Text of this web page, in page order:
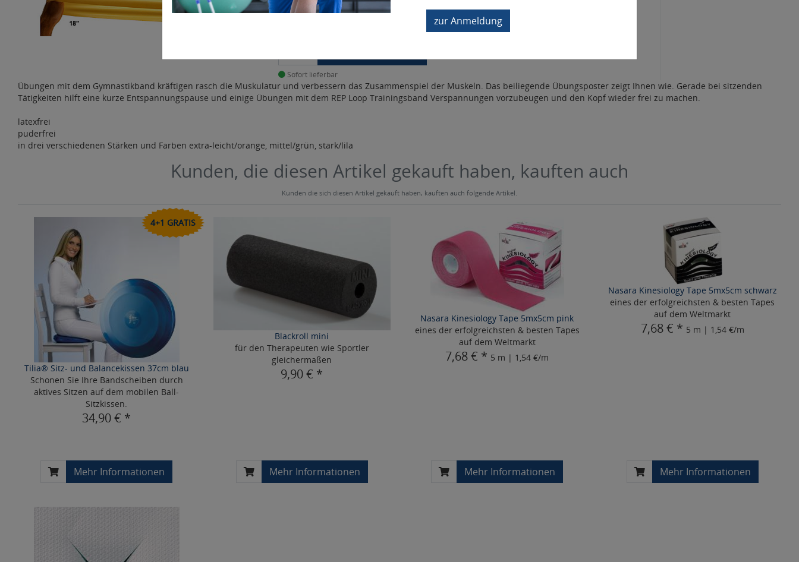
zur Anmeldung
Sofort lieferbar
Übungen mit dem Gymnastikband kräftigen rasch die Muskulatur und verbessern das Zusammenspiel der Muskeln. Das beiliegende Übungsposter zeigt Ihnen wie. Gerade bei sitzenden
Tätigkeiten hilft eine kurze Entspannungspause und einige Übungen mit dem REP Loop Trainingsband Verspannungen vorzubeugen und den Kopf wieder frei zu machen.
latexfrei
puderfrei
in drei verschiedenen Stärken und Farben extra-leicht/orange, mittel/grün, stark/lila
Kunden, die diesen Artikel gekauft haben, kauften auch
Kunden die sich diesen Artikel gekauft haben, kauften auch folgende Artikel.
4+1 GRATIS
Tilia® Sitz- und Balancekissen 37cm blau
Schonen Sie Ihre Bandscheiben durch
aktives Sitzen auf dem mobilen Ball-
Sitzkissen.
34,90 € *
Mehr Informationen
Blackroll mini
für den Therapeuten wie Sportler
gleichermaßen
9,90 € *
Mehr Informationen
Nasara Kinesiology Tape 5mx5cm pink
eines der erfolgreichsten & besten Tapes
auf dem Weltmarkt
7,68 € * 5 m | 1,54 €/m
Mehr Informationen
Nasara Kinesiology Tape 5mx5cm schwarz
eines der erfolgreichsten & besten Tapes
auf dem Weltmarkt
7,68 € * 5 m | 1,54 €/m
Mehr Informationen